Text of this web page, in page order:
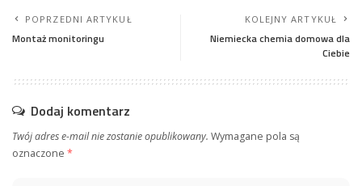
POPRZEDNI ARTYKUŁ
Montaż monitoringu
KOLEJNY ARTYKUŁ
Niemiecka chemia domowa dla
Ciebie
Dodaj komentarz
Twój adres e-mail nie zostanie opublikowany. Wymagane pola są
oznaczone *